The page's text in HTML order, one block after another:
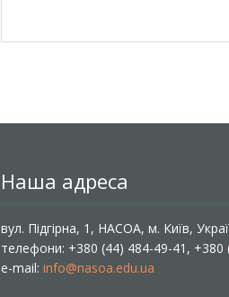
Наша адреса
вул. Підгірна, 1, НАСОА, м. Київ,
телефони: +380 (44) 484-49-41, +380
e-mail: info@nasoa.edu.ua